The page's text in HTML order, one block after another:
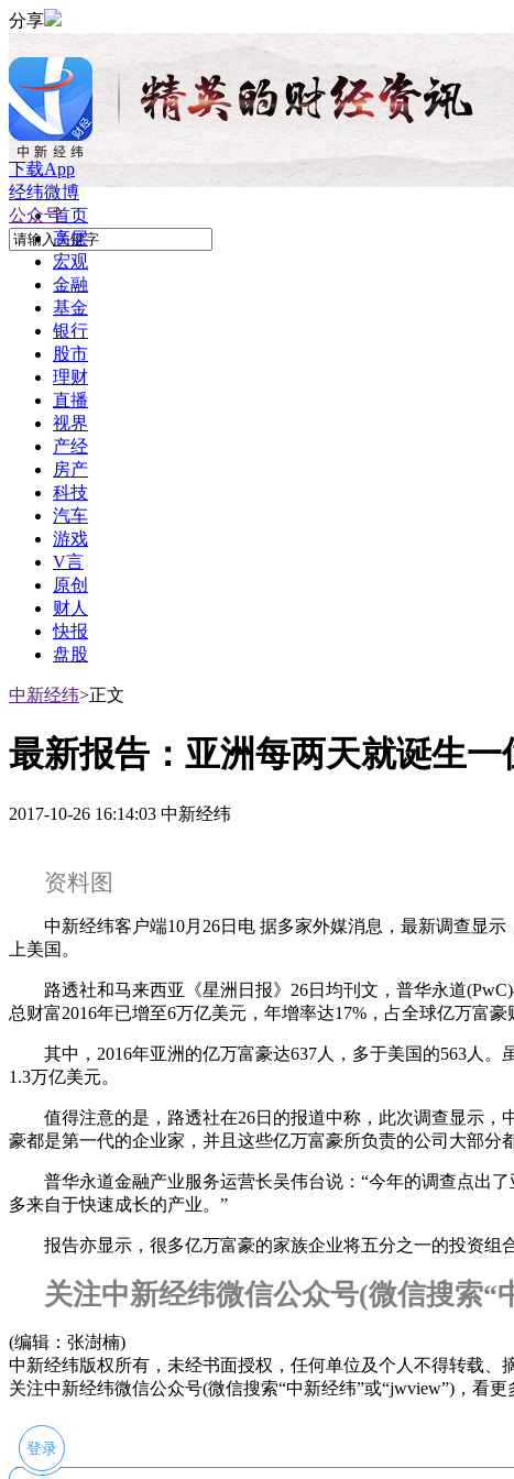
分享
下载App
经纬微博
公众号首页
高层
宏观
金融
基金
银行
股市
理财
直播
视界
产经
房产
科技
汽车
游戏
V言
原创
财人
快报
盘股
中新经纬>正文
最新报告：亚洲每两天就诞生
2017-10-26 16:14:03 中新经纬
资料图
中新经纬客户端10月26日电 据多家外媒消息，最新调查显示
上美国。
路透社和马来西亚《星洲日报》26日均刊文，普华永道(PwC)
总财富2016年已增至6万亿美元，年增率达17%，占全球亿万富豪
其中，2016年亚洲的亿万富豪达637人，多于美国的563人。
1.3万亿美元。
值得注意的是，路透社在26日的报道中称，此次调查显示，
豪都是第一代的企业家，并且这些亿万富豪所负责的公司大部分
普华永道金融产业服务运营长吴伟台说：“今年的调查点出了
多来自于快速成长的产业。”
报告亦显示，很多亿万富豪的家族企业将五分之一的投资组
关注中新经纬微信公众号(微信搜索“
(编辑：张澍楠)
中新经纬版权所有，未经书面授权，任何单位及个人不得转载、
关注中新经纬微信公众号(微信搜索“中新经纬”或“jwview”)，看更
登录